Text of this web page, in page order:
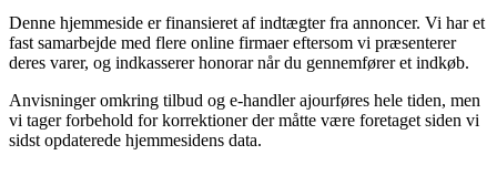
Denne hjemmeside er finansieret af indtægter fra annoncer. Vi har et
fast samarbejde med flere online firmaer eftersom vi præsenterer
deres varer, og indkasserer honorar når du gennemfører et indkøb.
Anvisninger omkring tilbud og e-handler ajourføres hele tiden, men
vi tager forbehold for korrektioner der måtte være foretaget siden vi
sidst opdaterede hjemmesidens data.